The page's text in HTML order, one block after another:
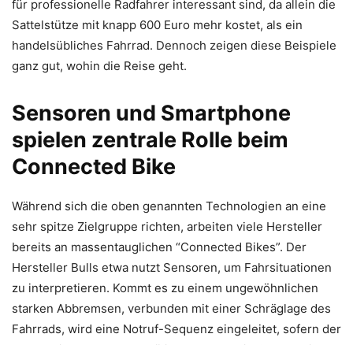
für professionelle Radfahrer interessant sind, da allein die
Sattelstütze mit knapp 600 Euro mehr kostet, als ein
handelsübliches Fahrrad. Dennoch zeigen diese Beispiele
ganz gut, wohin die Reise geht.
Sensoren und Smartphone
spielen zentrale Rolle beim
Connected Bike
Während sich die oben genannten Technologien an eine
sehr spitze Zielgruppe richten, arbeiten viele Hersteller
bereits an massentauglichen “Connected Bikes”. Der
Hersteller Bulls etwa nutzt Sensoren, um Fahrsituationen
zu interpretieren. Kommt es zu einem ungewöhnlichen
starken Abbremsen, verbunden mit einer Schräglage des
Fahrrads, wird eine Notruf-Sequenz eingeleitet, sofern der